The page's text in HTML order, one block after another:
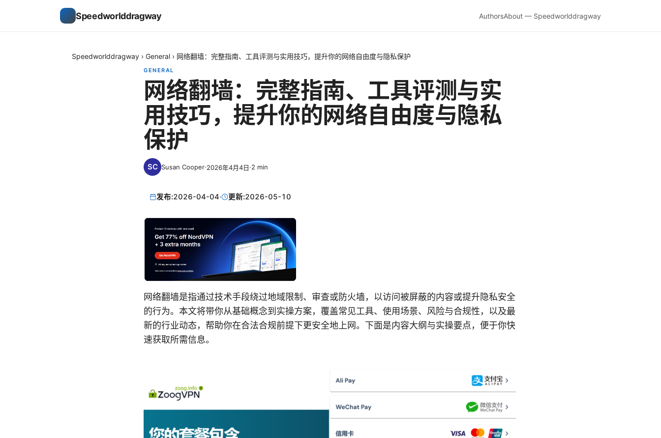
Speedworlddragway AuthorsAbout — Speedworlddragway
Speedworlddragway › General › 网络翻墙：完整指南、工具评测与实用技巧，提升你的网络自由度与隐私保护
GENERAL
网络翻墙：完整指南、工具评测与实
用技巧，提升你的网络自由度与隐私
保护
Susan Cooper·2026年4月4日·2 min
发布:2026-04-04· 更新:2026-05-10
网络翻墙是指通过技术手段绕过地域限制、审查或防火墙，以访问被屏蔽的内容或提升隐私安全
的行为。本文将带你从基础概念到实操方案，覆盖常见工具、使用场景、风险与合规性，以及最
新的行业动态，帮助你在合法合规前提下更安全地上网。下面是内容大纲与实操要点，便于你快
速获取所需信息。